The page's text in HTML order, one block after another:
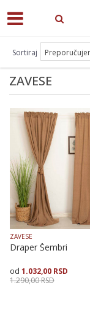
ODEĆA -
ZAVESE
Sortiraj
ZAVESE
Draper Šembri
1.032,00 RSD
1.290,00RSD